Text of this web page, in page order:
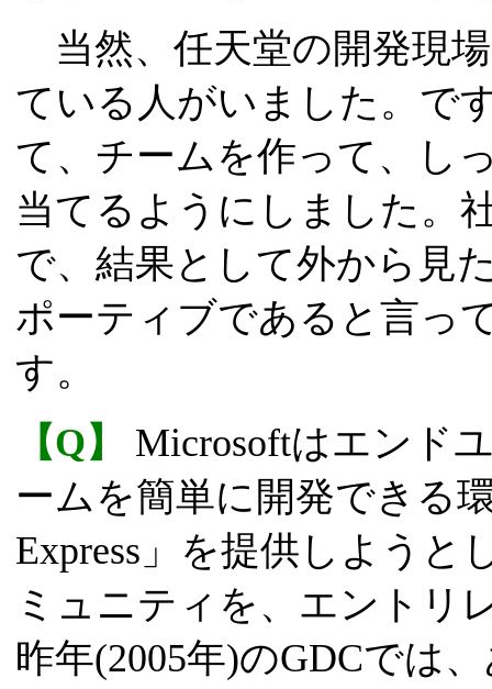
当然、任天堂の開発現
ている人がいました。で
て、チームを作って、し
当てるようにしました。
で、結果として外から見
ポーティブであると言っ
す。
【Q】
Microsoftはエンド
ームを簡単に開発できる
Express」を提供しよう
ミュニティを、エントリ
昨年(2005年)のGDCでは